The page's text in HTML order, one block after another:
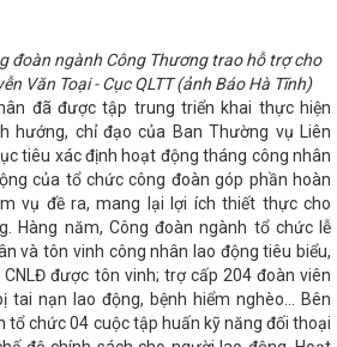
chất năm 2025 tại nhà máy nhiệt
II
Nữ đoàn viên, người lao động
lễ Áo dài” năm 2024
Phát triển
lắp ráp ô tô trong nước, phát
Hồng Diên giải trình, làm rõ các
lượng tái tạo
CĐN Công Thương:
2024
Đoàn công tác LĐLĐ
bị đại hội nhiệm kỳ 2023-2028
tác tháng 3 năm 2024
Nhà
tiên
Giải pháp quản lý nhà
địa phương 02 cấp trên địa bàn
động “Người Việt Nam ưu tiên
Hà Tĩnh có 2 dự án quan trọng
“Chiến dịch Quang Trung”
đoàn ngành Công Thương trao hỗ trợ cho
Văn Toại - Cục QLTT (ảnh Báo Hà Tĩnh)
đã được tập trung triển khai thực hiện
hướng, chỉ đạo của Ban Thường vụ Liên
tiêu xác định hoạt động tháng công nhân
của tổ chức công đoàn góp phần hoàn
vụ đề ra, mang lại lợi ích thiết thực cho
Hàng năm, Công đoàn ngành tổ chức lễ
và tôn vinh công nhân lao động tiêu biểu,
được tôn vinh; trợ cấp 204 đoàn viên
tai nạn lao động, bệnh hiểm nghèo... Bên
tổ chức 04 cuộc tập huấn kỹ năng đối thoại